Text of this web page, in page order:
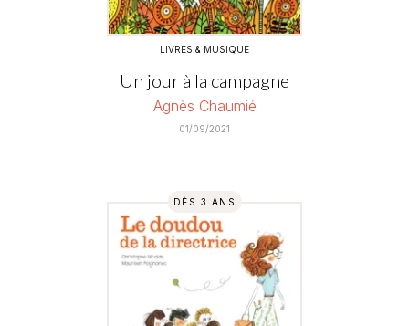
LIVRES & MUSIQUE
Un jour à la campagne
Agnès Chaumié
01/09/2021
DÈS 3 ANS